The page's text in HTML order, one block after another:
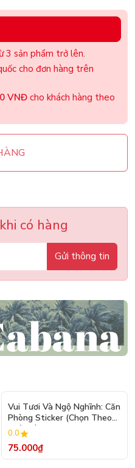
3 sản phẩm trở lên.
cho đơn hàng trên
VNĐ cho khách hàng theo
có hàng
Gửi thông tin
Vui Tươi Và Ngộ Nghĩnh: Căn
Phòng Sticker (Chọn Theo
Chủ Đề) - Hơn 250 Sticker
0.0
75.000₫